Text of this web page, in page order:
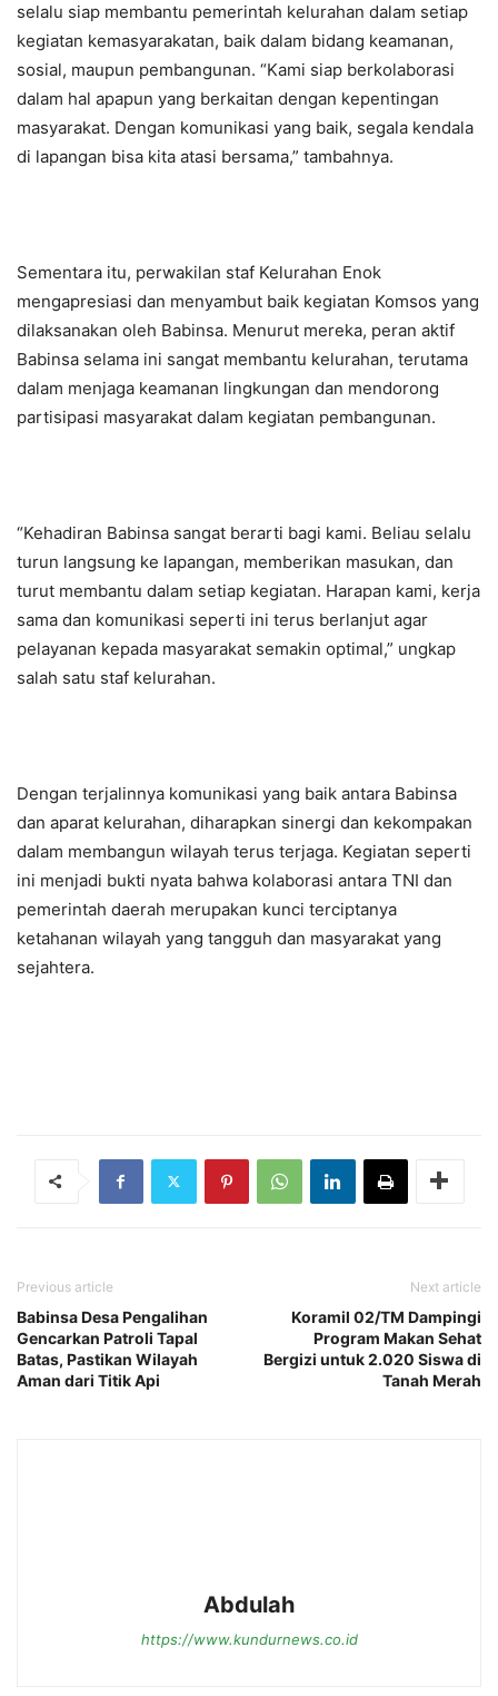
selalu siap membantu pemerintah kelurahan dalam setiap
kegiatan kemasyarakatan, baik dalam bidang keamanan,
sosial, maupun pembangunan. “Kami siap berkolaborasi
dalam hal apapun yang berkaitan dengan kepentingan
masyarakat. Dengan komunikasi yang baik, segala kendala
di lapangan bisa kita atasi bersama,” tambahnya.
Sementara itu, perwakilan staf Kelurahan Enok
mengapresiasi dan menyambut baik kegiatan Komsos yang
dilaksanakan oleh Babinsa. Menurut mereka, peran aktif
Babinsa selama ini sangat membantu kelurahan, terutama
dalam menjaga keamanan lingkungan dan mendorong
partisipasi masyarakat dalam kegiatan pembangunan.
“Kehadiran Babinsa sangat berarti bagi kami. Beliau selalu
turun langsung ke lapangan, memberikan masukan, dan
turut membantu dalam setiap kegiatan. Harapan kami, kerja
sama dan komunikasi seperti ini terus berlanjut agar
pelayanan kepada masyarakat semakin optimal,” ungkap
salah satu staf kelurahan.
Dengan terjalinnya komunikasi yang baik antara Babinsa
dan aparat kelurahan, diharapkan sinergi dan kekompakan
dalam membangun wilayah terus terjaga. Kegiatan seperti
ini menjadi bukti nyata bahwa kolaborasi antara TNI dan
pemerintah daerah merupakan kunci terciptanya
ketahanan wilayah yang tangguh dan masyarakat yang
sejahtera.
Previous article
Babinsa Desa Pengalihan
Gencarkan Patroli Tapal
Batas, Pastikan Wilayah
Aman dari Titik Api
Next article
Koramil 02/TM Dampingi
Program Makan Sehat
Bergizi untuk 2.020 Siswa di
Tanah Merah
Abdulah
https://www.kundurnews.co.id